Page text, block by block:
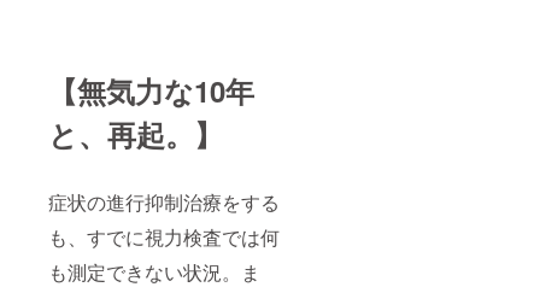
【無気力な10年
と、再起。】
症状の進行抑制治療をする
も、すでに視力検査では何
も測定できない状況。ま